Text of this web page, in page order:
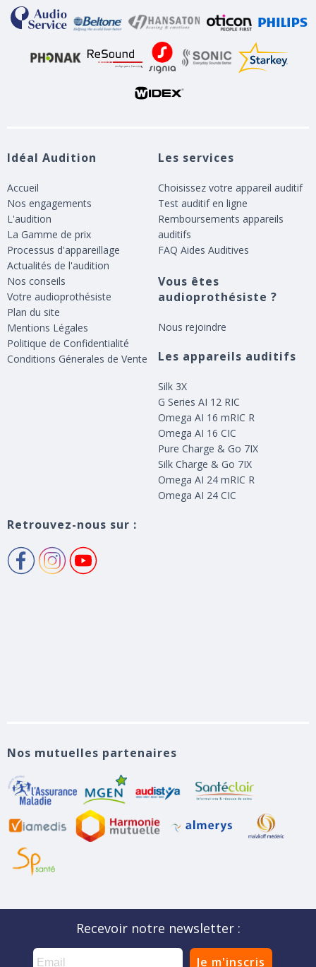
Idéal Audition
Accueil
Nos engagements
L'audition
La Gamme de prix
Processus d'appareillage
Actualités de l'audition
Nos conseils
Votre audioprothésiste
Plan du site
Mentions Légales
Politique de Confidentialité
Conditions Génerales de Vente
Les services
Choisissez votre appareil auditif
Test auditif en ligne
Remboursements appareils
auditifs
FAQ Aides Auditives
Vous êtes
audioprothésiste ?
Nous rejoindre
Les appareils auditifs
Silk 3X
G Series AI 12 RIC
Omega AI 16 mRIC R
Omega AI 16 CIC
Pure Charge & Go 7IX
Silk Charge & Go 7IX
Omega AI 24 mRIC R
Omega AI 24 CIC
Retrouvez-nous sur :
Nos mutuelles partenaires
Recevoir notre newsletter :
Je m'inscris